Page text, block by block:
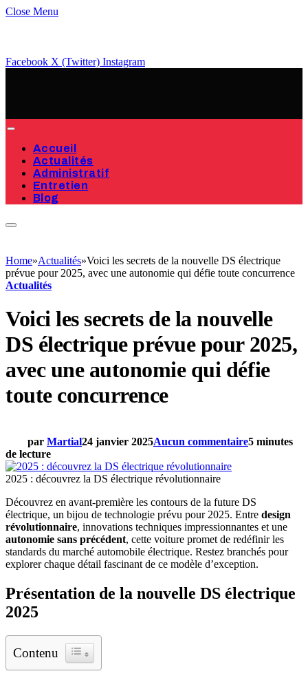
Close Menu
Facebook X (Twitter) Instagram
Accueil
Actualités
Administratif
Entretien
Blog
Home»Actualités»Voici les secrets de la nouvelle DS électrique
prévue pour 2025, avec une autonomie qui défie toute concurrence
Actualités
Voici les secrets de la nouvelle
DS électrique prévue pour 2025,
avec une autonomie qui défie
toute concurrence
par Martial24 janvier 2025Aucun commentaire5 minutes
de lecture
2025 : découvrez la DS électrique révolutionnaire
Découvrez en avant-première les contours de la future DS
électrique, un bijou de technologie prévu pour 2025. Entre design
révolutionnaire, innovations techniques impressionnantes et une
autonomie sans précédent, cette voiture promet de redéfinir les
standards du marché automobile électrique. Restez branchés pour
explorer chaque détail fascinant de ce modèle d’exception.
Présentation de la nouvelle DS électrique
2025
Contenu